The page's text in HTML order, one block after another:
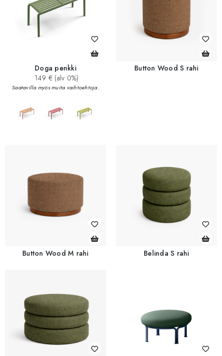
Doga penkki
149 € (alv 0%)
Saatavilla myös muita vaihtoehtoja.
Button Wood S rahi
Button Wood M rahi Belinda S rahi